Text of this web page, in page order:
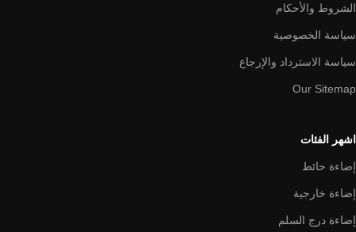
الشروط والأحكام
سياسة الخصوصية
سياسة الاسترداد والإرجاع
Our Sitemap
اشهر الفئات
إضاءة حائط
إضاءة خارجية
إضاءة درج السلم